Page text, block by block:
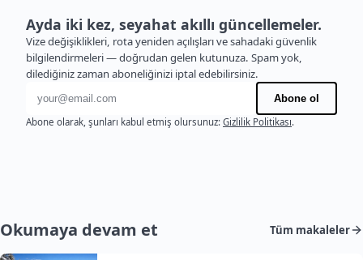
Ayda iki kez, seyahat akıllı güncellemeler.
Vize değişiklikleri, rota yeniden açılışları ve sahadaki güvenlik
bilgilendirmeleri — doğrudan gelen kutunuza. Spam yok,
dilediğiniz zaman aboneliğinizi iptal edebilirsiniz.
E-posta adresi
Abone ol
Abone olarak, şunları kabul etmiş olursunuz: Gizlilik Politikası.
Okumaya devam et Tüm makaleler